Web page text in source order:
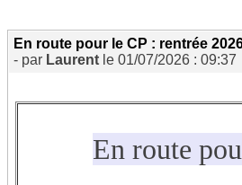
En route pour le CP : rentrée
- par Laurent le 01/07/2026 : 09:37
En route